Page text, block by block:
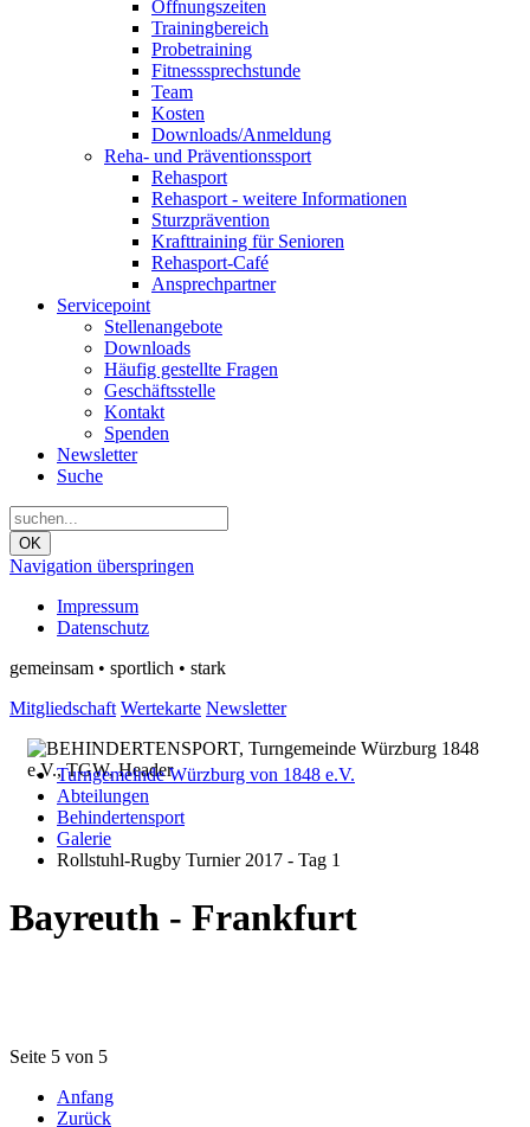
Öffnungszeiten
Trainingbereich
Probetraining
Fitnesssprechstunde
Team
Kosten
Downloads/Anmeldung
Reha- und Präventionssport
Rehasport
Rehasport - weitere Informationen
Sturzprävention
Krafttraining für Senioren
Rehasport-Café
Ansprechpartner
Servicepoint
Stellenangebote
Downloads
Häufig gestellte Fragen
Geschäftsstelle
Kontakt
Spenden
Newsletter
Suche
OK
Navigation überspringen
Impressum
Datenschutz
gemeinsam • sportlich • stark
Mitgliedschaft Wertekarte Newsletter
Turngemeinde Würzburg von 1848 e.V.
Abteilungen
Behindertensport
Galerie
Rollstuhl-Rugby Turnier 2017 - Tag 1
Bayreuth - Frankfurt
Seite 5 von 5
Anfang
Zurück